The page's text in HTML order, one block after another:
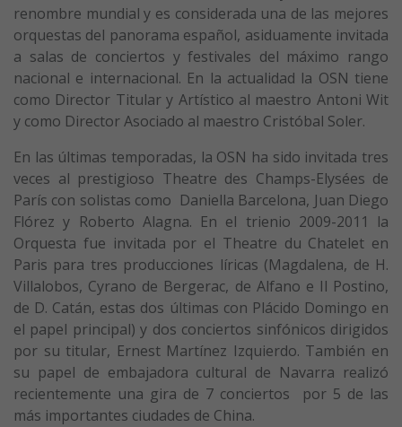
renombre mundial y es considerada una de las mejores
orquestas del panorama español, asiduamente invitada
a salas de conciertos y festivales del máximo rango
nacional e internacional. En la actualidad la OSN tiene
como Director Titular y Artístico al maestro Antoni Wit
y como Director Asociado al maestro Cristóbal Soler.
En las últimas temporadas, la OSN ha sido invitada tres
veces al prestigioso Theatre des Champs-Elysées de
París con solistas como Daniella Barcelona, Juan Diego
Flórez y Roberto Alagna. En el trienio 2009-2011 la
Orquesta fue invitada por el Theatre du Chatelet en
Paris para tres producciones líricas (Magdalena, de H.
Villalobos, Cyrano de Bergerac, de Alfano e Il Postino,
de D. Catán, estas dos últimas con Plácido Domingo en
el papel principal) y dos conciertos sinfónicos dirigidos
por su titular, Ernest Martínez Izquierdo. También en
su papel de embajadora cultural de Navarra realizó
recientemente una gira de 7 conciertos por 5 de las
más importantes ciudades de China.